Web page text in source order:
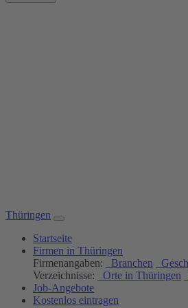
Thüringen
Startseite
Firmen in Thüringen
Firmenangaben:
Branchen
Verzeichnisse:
Orte in Thüringen
Job-Angebote
Kostenlos eintragen